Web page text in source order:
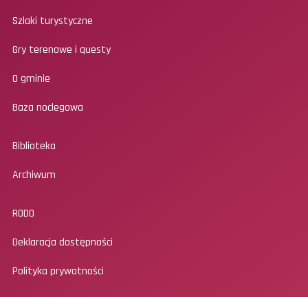
Szlaki turystyczne
Gry terenowe i questy
O gminie
Baza noclegowa
Biblioteka
Archiwum
RODO
Deklaracja dostępności
Polityka prywatności